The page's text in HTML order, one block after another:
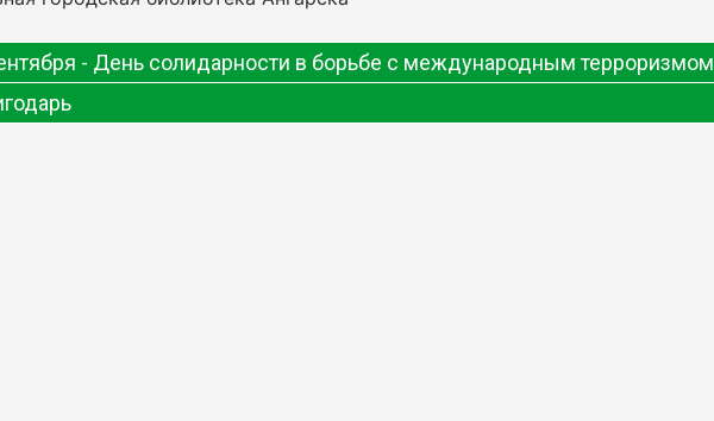
- День солидарности в борьбе с международным терроризмом